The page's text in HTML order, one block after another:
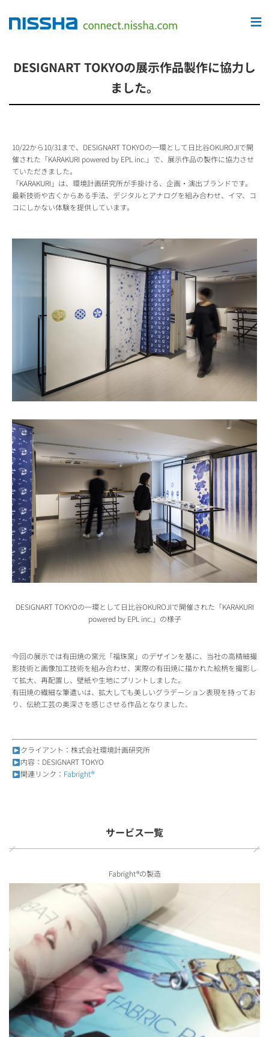
≡
DESIGNART TOKYOの展示作品製作に協力し
ました。
10/22から10/31まで、DESIGNART TOKYOの一環として日比谷OKUROJIで開
催された「KARAKURI powered by EPL inc.」で、展示作品の製作に協力させ
ていただきました。
「KARAKURI」は、環境計画研究所が手掛ける、企画・演出ブランドです。
最新技術や古くからある手法、デジタルとアナログを組み合わせ、イマ、コ
コにしかない体験を提供しています。
DESIGNART TOKYOの一環として日比谷OKUROJIで開催された「KARAKURI
powered by EPL inc.」の様子
今回の展示では有田焼の窯元「福珠窯」のデザインを基に、当社の高精細撮
影技術と画像加工技術を組み合わせ、実際の有田焼に描かれた絵柄を撮影し
て拡大、再配置し、壁紙や生地にプリントしました。
有田焼の繊細な筆遣いは、拡大しても美しいグラデーション表現を持ってお
り、伝統工芸の奥深さを感じさせる作品となりました、
クライアント：株式会社環境計画研究所
内容：DESIGNART TOKYO
関連リンク： Fabright®
サービス一覧
Fabright®の製造